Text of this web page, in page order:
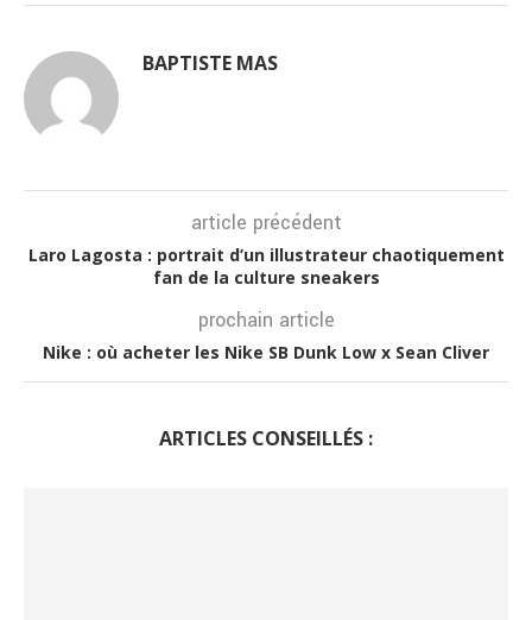
BAPTISTE MAS
article précédent
Laro Lagosta : portrait d’un illustrateur chaotiquement
fan de la culture sneakers
prochain article
Nike : où acheter les Nike SB Dunk Low x Sean Cliver
ARTICLES CONSEILLÉS :